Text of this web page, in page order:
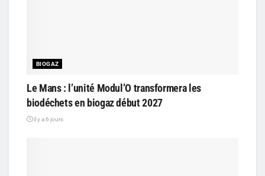
BIOGAZ
Le Mans : l’unité Modul’O transformera les
biodéchets en biogaz début 2027
il y a 6 jours